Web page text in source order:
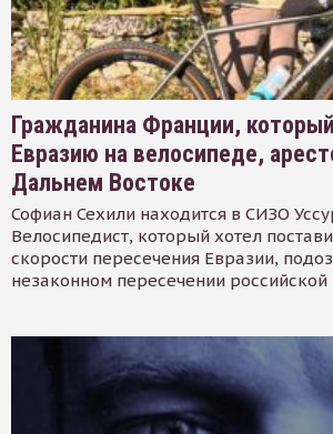
Гражданина Франции,
Евразию на велосипеде,
Дальнем Востоке
Софиан Сехили находится в СИЗО
Велосипедист, который хотел
скорости пересечения Евразии,
незаконном пересечении